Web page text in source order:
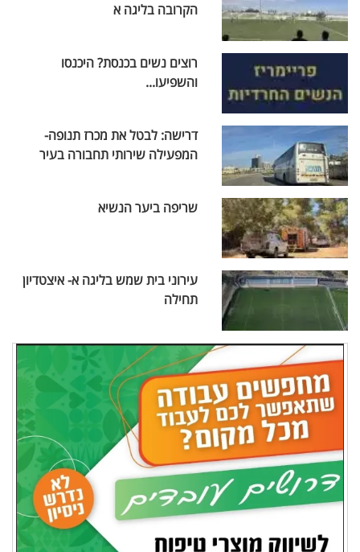
הקרובה בליגה א
רוצים נשים בכנסת? היכנסו
והשפיעו...
דרישה: לבטל את מכרז תנופה-
המפעילה שירותי תחבורה בעיר
שריפה ביער הנשיא
עירוני בית שמש בליגה א- איצטדיון
תחילה